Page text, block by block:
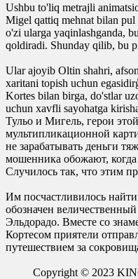
Ushbu to'liq metrajli
Migel qattiq mehnat bilan
o'zi ularga yaqinlashganda,
qoldiradi. Shunday qilib, bu
Ular ajoyib Oltin shahri,
xaritani topish uchun
Kortes bilan birga, do'stlar
uchun xavfli sayohatga
Тульо и Мигель, герои
мультипликационной
не зарабатывать деньги
мошенника обожают,
Случилось так, что этим
Им посчастливилось
обозначен
Эльдорадо. Вместе со
Кортесом приятели
путешествием за
Copyright © 2023